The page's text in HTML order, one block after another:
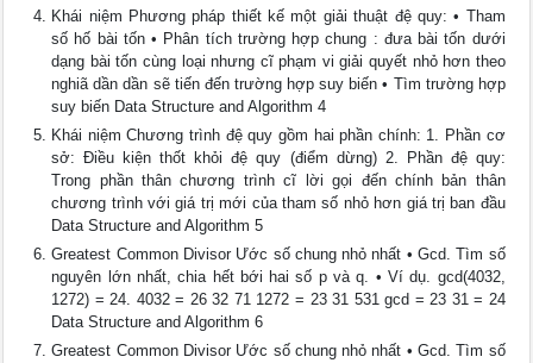
Khái niệm Phương pháp thiết kế một giải thuật đệ quy: • Tham
số hố bài tốn • Phân tích trường hợp chung : đưa bài tốn dưới
dạng bài tốn cùng loại nhưng cĩ phạm vi giải quyết nhỏ hơn theo
nghiã dần dần sẽ tiến đến trường hợp suy biến • Tìm trường hợp
suy biến Data Structure and Algorithm 4
Khái niệm Chương trình đệ quy gồm hai phần chính: 1. Phần cơ
sở: Điều kiện thốt khỏi đệ quy (điểm dừng) 2. Phần đệ quy:
Trong phần thân chương trình cĩ lời gọi đến chính bản thân
chương trình với giá trị mới của tham số nhỏ hơn giá trị ban đầu
Data Structure and Algorithm 5
Greatest Common Divisor Ước số chung nhỏ nhất • Gcd. Tìm số
nguyên lớn nhất, chia hết bới hai số p và q. • Ví dụ. gcd(4032,
1272) = 24. 4032 = 26 32 71 1272 = 23 31 531 gcd = 23 31 = 24
Data Structure and Algorithm 6
Greatest Common Divisor Ước số chung nhỏ nhất • Gcd. Tìm số